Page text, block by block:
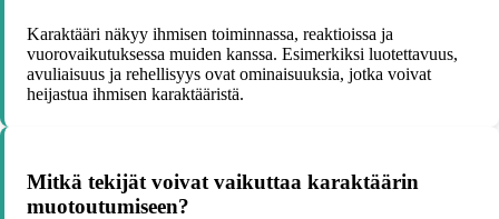
Karaktääri näkyy ihmisen toiminnassa, reaktioissa ja
vuorovaikutuksessa muiden kanssa. Esimerkiksi luotettavuus,
avuliaisuus ja rehellisyys ovat ominaisuuksia, jotka voivat
heijastua ihmisen karaktääristä.
Mitkä tekijät voivat vaikuttaa karaktäärin
muotoutumiseen?